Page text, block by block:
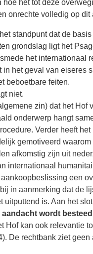
het tot deze
onrechte volledig op dit
standpunt dat de
grondslag ligt het
het internationaal
in het geval van eiseres
beboetbare feiten.
niet.
zin) dat het Hof
onderwerp hangt
Verder heeft het
gemotiveerd waarom
afkomstig zijn uit
internationaal
een
in aanmerking dat de
uitputtend is. Aan het
aandacht wordt
Hof kan ook relevantie
De rechtbank ziet